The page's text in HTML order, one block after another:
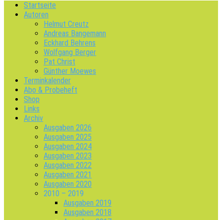
Startseite
Autoren
Helmut Creutz
Andreas Bangemann
Eckhard Behrens
Wolfgang Berger
Pat Christ
Günther Moewes
Terminkalender
Abo & Probeheft
Shop
Links
Archiv
Ausgaben 2026
Ausgaben 2025
Ausgaben 2024
Ausgaben 2023
Ausgaben 2022
Ausgaben 2021
Ausgaben 2020
2010 – 2019
Ausgaben 2019
Ausgaben 2018